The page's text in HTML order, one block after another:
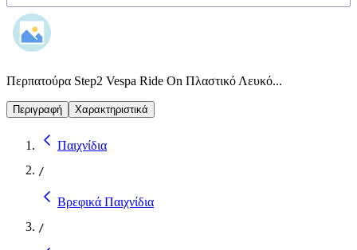
Περπατούρα Step2 Vespa Ride On Πλαστικό Λευκό...
Περιγραφή Χαρακτηριστικά
Παιχνίδια
/
Βρεφικά Παιχνίδια
/